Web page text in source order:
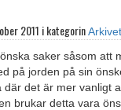
2011 i kategorin
saker såsom att
på jorden på sin
där det är mer vanligt
brukar detta vara